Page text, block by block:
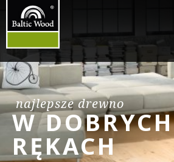
najlepsze drewno
W DOBRYCH
RĘKACH